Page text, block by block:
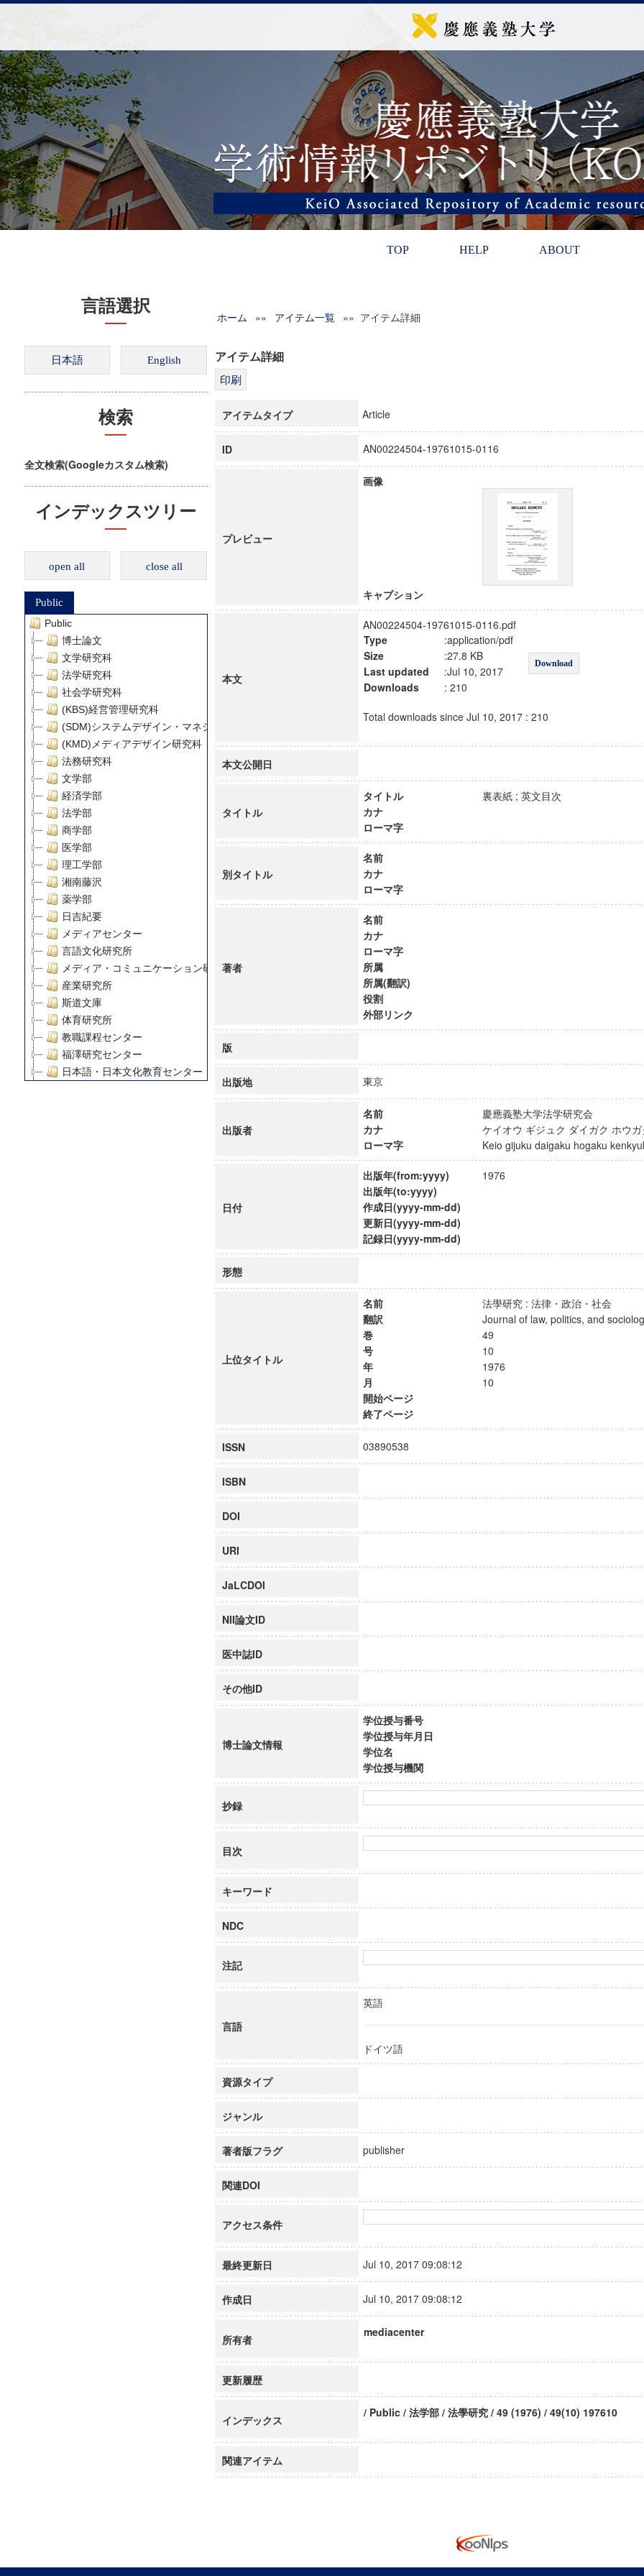
TOP HELP ABOUT
言語選択
検索
全文検索(Googleカスタム検索)
インデックスツリー
open all close all
Public
Public
博士論文
文学研究科
法学研究科
社会学研究科
(KBS)経営管理研究科
(SDM)システムデザイン・マネジメント研究科
(KMD)メディアデザイン研究科
法務研究科
文学部
経済学部
法学部
商学部
医学部
理工学部
湘南藤沢
薬学部
日吉紀要
メディアセンター
言語文化研究所
メディア・コミュニケーション研究所
産業研究所
斯道文庫
体育研究所
教職課程センター
福澤研究センター
日本語・日本文化教育センター
デジタルメディア・コンテンツ統合研究センター
慶應義塾大学グローバルCOEプログラム市民社会ガバナンス教育研究センター
慶應義塾大学グローバルCOEプログラム論理と感性の先端的教育研究拠点
博士課程教育リーディングプログラム「超成熟社会発展のサイエンス」
ホーム »» アイテム一覧 »» アイテム詳細
アイテム詳細
アイテムタイプ Article
ID AN00224504-19761015-0116
プレビュー
画像
キャプション
本文
AN00224504-19761015-0116.pdf
Type
:application/pdf
Download
Size
:27.8 KB
Last updated
:Jul 10, 2017
Downloads
: 210
Total downloads since Jul 10, 2017 : 210
本文公開日
タイトル
タイトル
裏表紙 ; 英文目次
カナ
ローマ字
別タイトル
名前
カナ
ローマ字
著者
名前
カナ
ローマ字
所属
所属(翻訳)
役割
外部リンク
版
出版地 東京
出版者
名前
慶應義塾大学法学研究会
カナ
ケイオウ ギジュク ダイガク ホウ
ローマ字
Keio gijuku daigaku hogaku
日付
出版年(from:yyyy)
1976
出版年(to:yyyy)
作成日(yyyy-mm-dd)
更新日(yyyy-mm-dd)
記録日(yyyy-mm-dd)
形態
上位タイトル
名前
法學研究 : 法律・政治・社会
翻訳
Journal of law, politics, and
巻
49
号
10
年
1976
月
10
開始ページ
終了ページ
ISSN 03890538
ISBN
DOI
URI
JaLCDOI
NII論文ID
医中誌ID
その他ID
博士論文情報
学位授与番号
学位授与年月日
学位名
学位授与機関
抄録
目次
キーワード
NDC
注記
言語
英語
ドイツ語
資源タイプ
ジャンル
著者版フラグ publisher
関連DOI
アクセス条件
最終更新日 Jul 10, 2017 09:08:12
作成日 Jul 10, 2017 09:08:12
所有者
mediacenter
更新履歴
インデックス
/ Public / 法学部 / 法學研究 / 49 (1976) / 49(10) 197610
関連アイテム